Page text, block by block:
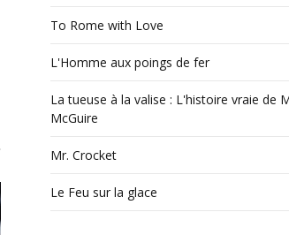
To Rome with Love
L'Homme aux poings de fer
La tueuse à la valise : L'histoire vraie de
McGuire
Mr. Crocket
Le Feu sur la glace